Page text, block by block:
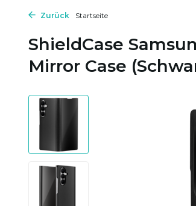
Zurück Startseite
ShieldCase
Mirror Case